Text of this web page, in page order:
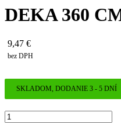
DEKA 360
9,47 €
bez DPH
SKLADOM, DODANIE 3 - 5 DNÍ